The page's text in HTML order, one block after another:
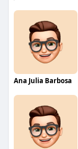
Ana Julia Barbosa